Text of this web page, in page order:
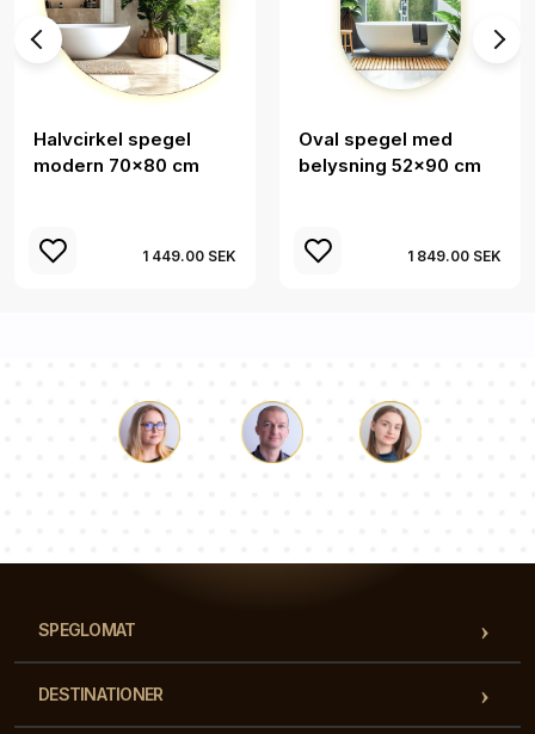
Halvcirkel spegel
modern 70x80 cm
1 449.00 SEK
Oval spegel med
belysning 52x90 cm
1 849.00 SEK
SPEGLOMAT
DESTINATIONER